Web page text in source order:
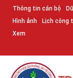
Thông tin cán bộ
Hình ảnh
Lịch công
Xem